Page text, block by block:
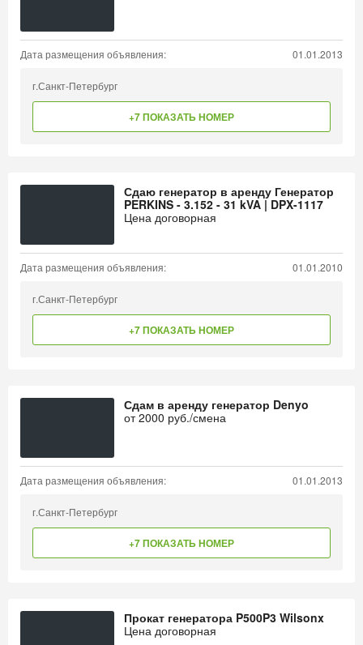
Дата размещения объявления: 01.01.2013
г.Санкт-Петербург
+7 ПОКАЗАТЬ НОМЕР
Сдаю генератор в аренду Генератор
PERKINS - 3.152 - 31 kVA | DPX-1117
Цена договорная
Дата размещения объявления: 01.01.2010
г.Санкт-Петербург
+7 ПОКАЗАТЬ НОМЕР
Сдам в аренду генератор Denyo
от2000 руб./смена
Дата размещения объявления: 01.01.2013
г.Санкт-Петербург
+7 ПОКАЗАТЬ НОМЕР
Прокат генератора P500P3 Wilsonx
Цена договорная